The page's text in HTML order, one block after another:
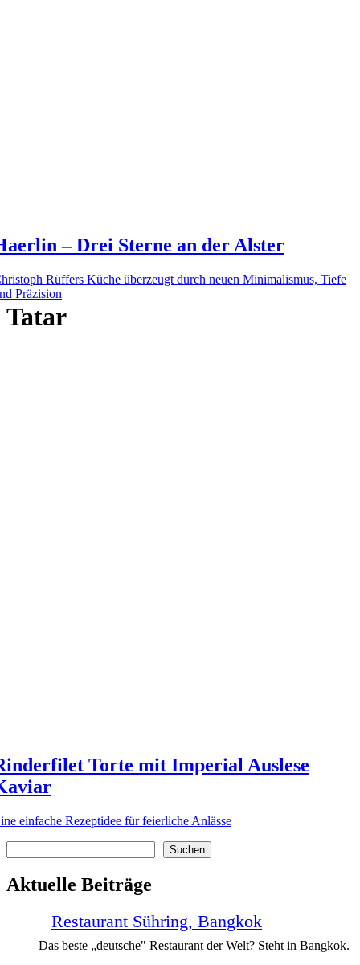
– Drei Sterne an der Alster
Rüffers Küche überzeugt durch neuen Minimalismus, Tiefe
Präzision
Tatar
Torte mit Imperial Auslese
einfache Rezeptidee für feierliche Anlässe
Suchen
Aktuelle Beiträge
Restaurant Sühring, Bangkok
Das beste „deutsche" Restaurant der Welt? Steht in Bangkok.